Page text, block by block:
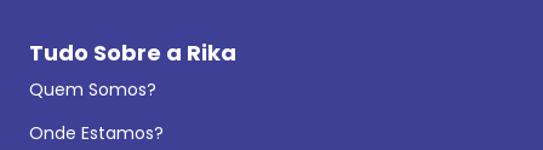
Tudo Sobre a Rika
Quem Somos?
Onde Estamos?